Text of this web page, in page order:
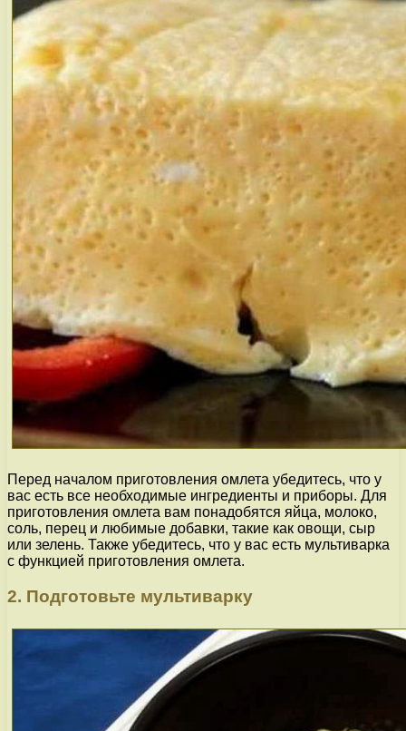
Перед началом приготовления омлета убедитесь, что у
вас есть все необходимые ингредиенты и приборы. Для
приготовления омлета вам понадобятся яйца, молоко,
соль, перец и любимые добавки, такие как овощи, сыр
или зелень. Также убедитесь, что у вас есть мультиварка
с функцией приготовления омлета.
2. Подготовьте мультиварку